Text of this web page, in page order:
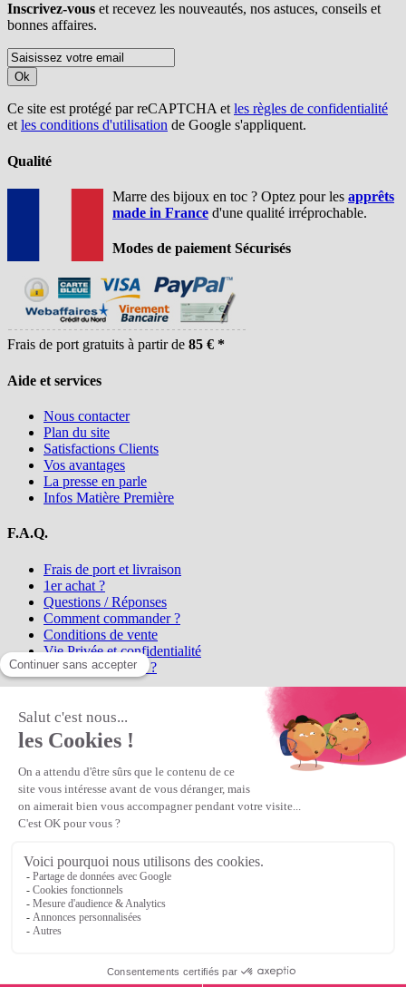
Inscrivez-vous et recevez les nouveautés, nos astuces, conseils et
bonnes affaires.
Ok
Ce site est protégé par reCAPTCHA etles règles de confidentialité
etles conditions d'utilisation de Google s'appliquent.
Qualité
Marre des bijoux en toc ? Optez pour les apprêts
made in France d'une qualité irréprochable.
Modes de paiement Sécurisés
Frais de port gratuits à partir de 85 € *
Aide et services
Nous contacter
Plan du site
Satisfactions Clients
Vos avantages
La presse en parle
Infos Matière Première
F.A.Q.
Frais de port et livraison
1er achat ?
Questions / Réponses
Comment commander ?
Conditions de vente
Vie Privée et confidentialité
Qui sommes-nous ?
la référence en perles et bijoux
perles en ligne, telles que les perles
et cristaux et strass en cristal Preciosa, les perles Miyuki perles et
apprêts en Argent 925, Gold Filled, perles de rocaille Preciosa
Matière Première est un
Première
Veuillez patienter...
Continuer vos achats
or Voir le panier